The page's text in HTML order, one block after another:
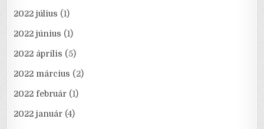
2022 július (1)
2022 június (1)
2022 április (5)
2022 március (2)
2022 február (1)
2022 január (4)